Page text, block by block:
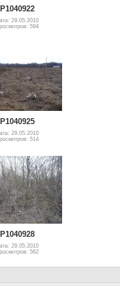
P1040922
29.05.2010
594
P1040925
29.05.2010
514
P1040928
29.05.2010
562